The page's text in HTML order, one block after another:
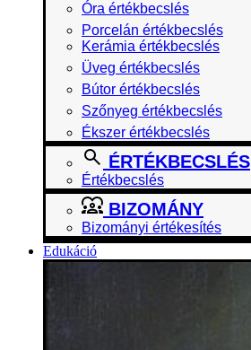
Óra értékbecslés
Porcelán értékbecslés
Kerámia értékbecslés
Üveg értékbecslés
Bútor értékbecslés
Szőnyeg értékbecslés
Ékszer értékbecslés
ÉRTÉKBECSLÉS
Értékbecslés
BIZOMÁNY
Bizományi értékesítés
Edukáció